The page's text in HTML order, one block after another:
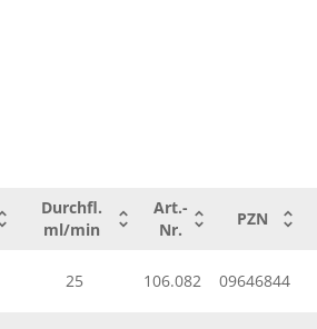
Durchfl.
ml/min
Art.-
Nr.
PZN
25 106.082 09646844